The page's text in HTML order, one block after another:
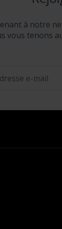
à notre
vous tenons